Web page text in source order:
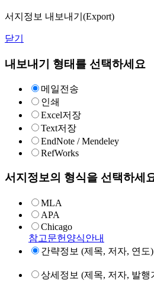
서지정보 내보내기(Export)
닫기
내보내기 형태를 선택하세요
메일전송
인쇄
Excel저장
Text저장
EndNote / Mendeley
RefWorks
서지정보의 형식을 선택하세
MLA
APA
Chicago
참고문헌양식안내
간략정보 (제목, 저자, 연도)
상세정보 (제목, 저자, 발